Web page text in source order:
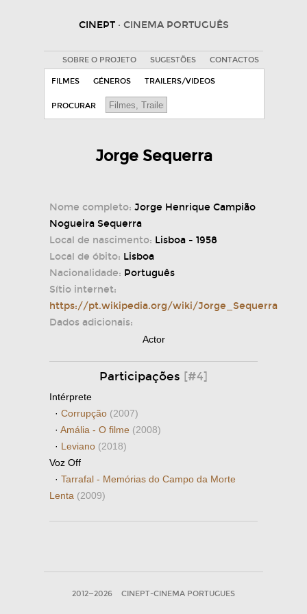
CINEPT · CINEMA PORTUGUÊS
SOBRE O PROJETO SUGESTÕES CONTACTOS
FILMES GÉNEROS TRAILERS/VIDEOS
PROCURAR
Jorge Sequerra
Nome completo: Jorge Henrique Campião
Nogueira Sequerra
Local de nascimento: Lisboa - 1958
Local de óbito: Lisboa
Nacionalidade: Português
Sítio internet:
https://pt.wikipedia.org/wiki/Jorge_Sequerra
Dados adicionais:
Actor
Participações [#4]
Intérprete
· Corrupção (2007)
· Amália - O filme (2008)
· Leviano (2018)
Voz Off
· Tarrafal - Memórias do Campo da Morte
Lenta (2009)
2012—2026 CINEPT-CINEMA PORTUGUES